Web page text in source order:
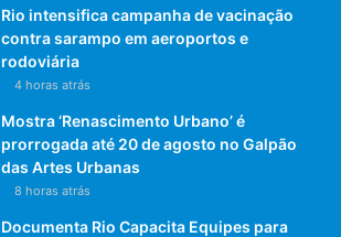
Rio intensifica campanha de vacinação
contra sarampo em aeroportos e
rodoviária
4 horas atrás
Mostra ‘Renascimento Urbano’ é
prorrogada até 20 de agosto no Galpão
das Artes Urbanas
8 horas atrás
Documenta Rio Capacita Equipes para